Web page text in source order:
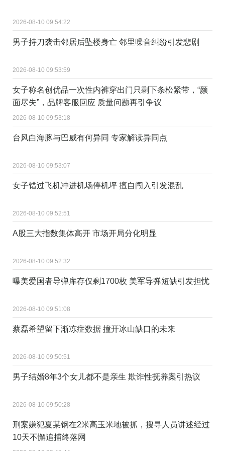
2026-08-10 09:54:22
男子持刀袭击邻居后坠楼身亡 邻里噪音纠纷引发悲剧
2026-08-10 09:53:59
女子称名创优品一次性内裤穿出门只剩下条松紧带，“颜
面尽失”，品牌客服回应 质量问题再引争议
2026-08-10 09:53:18
台风白海豚与巴威有何异同 专家解读异同点
2026-08-10 09:53:07
女子错过飞机冲进机场停机坪 擅自闯入引发混乱
2026-08-10 09:52:51
A股三大指数集体高开 市场开局分化明显
2026-08-10 09:52:32
曝美爱国者导弹库存仅剩1700枚 美军导弹短缺引发担忧
2026-08-10 09:51:08
蔡磊希望留下渐冻症数据 撞开冰山缺口的未来
2026-08-10 09:50:51
男子结婚8年3个女儿都不是亲生 欺诈性抚养案引热议
2026-08-10 09:50:28
刑案嫌犯夏某钢在2米高玉米地被抓，搜寻人员讲述经过
10天不懈追捕终落网